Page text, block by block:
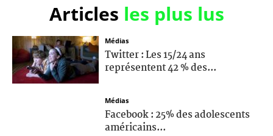
Articles les plus lus
Médias
Twitter : Les 15/24 ans
représentent 42 % des...
Médias
Facebook : 25% des adolescents
américains...